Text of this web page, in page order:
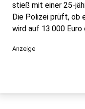
stieß mit einer 25-
Die Polizei prüft, ob
wird auf 13.000
Anzeige